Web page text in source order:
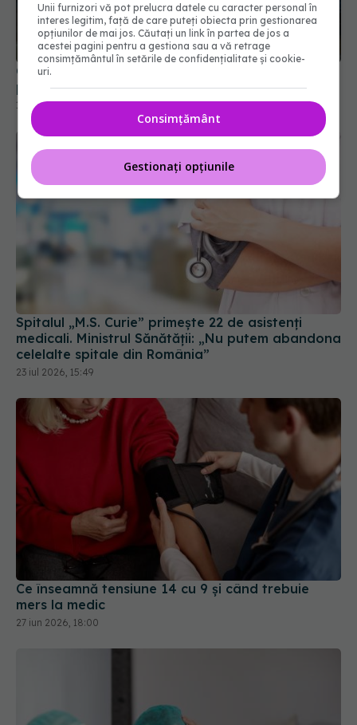
Conf. Horațiu Moldovan, anunț despre
performanța spitalelor
17 iul 2026, 16:50
Spitalul „M.S. Curie” primește 22 de asistenți
medicali. Ministrul Sănătății: „Nu putem abandona
celelalte spitale din România”
23 iul 2026, 15:49
Ce înseamnă tensiune 14 cu 9 și când trebuie
mers la medic
27 iun 2026, 18:00
Unii furnizori vă pot prelucra datele cu caracter personal în
interes legitim, față de care puteți obiecta prin gestionarea
opțiunilor de mai jos. Căutați un link în partea de jos a
acestei pagini pentru a gestiona sau a vă retrage
consimțământul în setările de confidențialitate și cookie-
uri.
Consimțământ
Gestionați opțiunile